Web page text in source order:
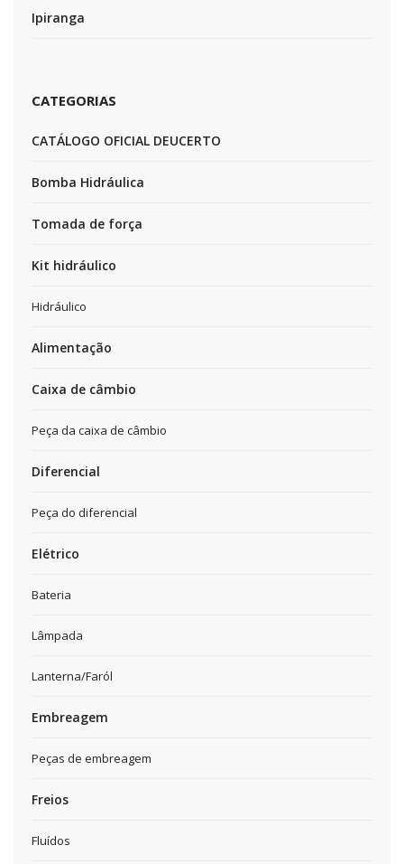
Ipiranga
CATEGORIAS
CATÁLOGO OFICIAL DEUCERTO
Bomba Hidráulica
Tomada de força
Kit hidráulico
Hidráulico
Alimentação
Caixa de câmbio
Peça da caixa de câmbio
Diferencial
Peça do diferencial
Elétrico
Bateria
Lâmpada
Lanterna/Faról
Embreagem
Peças de embreagem
Freios
Fluídos